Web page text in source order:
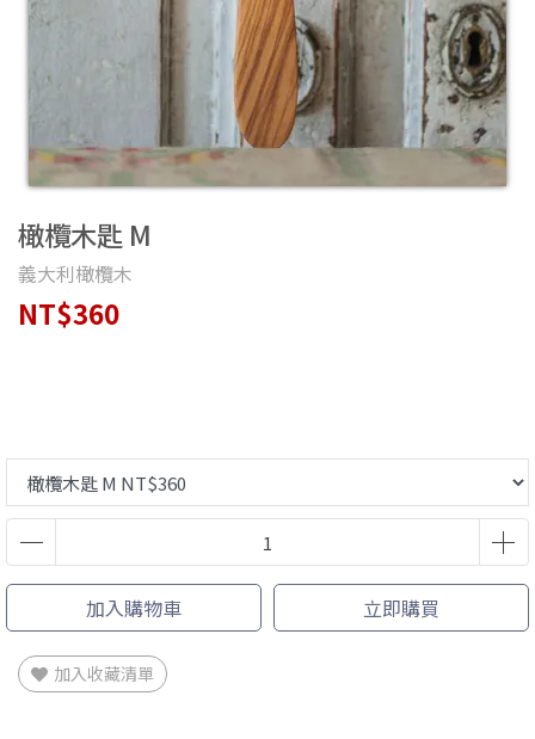
橄欖木匙 M
義大利橄欖木
NT$360
加入購物車 立即購買
加入收藏清單